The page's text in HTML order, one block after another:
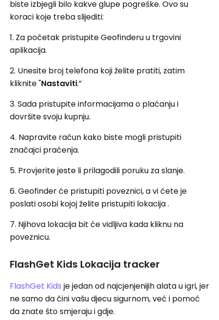
biste izbjegli bilo kakve glupe pogreške. Ovo su
koraci koje treba slijediti:
1. Za početak pristupite Geofinderu u trgovini
aplikacija.
2. Unesite broj telefona koji želite pratiti, zatim
kliknite "Nastaviti.”
3. Sada pristupite informacijama o plaćanju i
dovršite svoju kupnju.
4. Napravite račun kako biste mogli pristupiti
značajci praćenja.
5. Provjerite jeste li prilagodili poruku za slanje.
6. Geofinder će pristupiti poveznici, a vi ćete je
poslati osobi kojoj želite pristupiti lokacija .
7. Njihova lokacija bit će vidljiva kada kliknu na
poveznicu.
FlashGet Kids Lokacija tracker
FlashGet Kids je jedan od najcjenjenijih alata u igri, jer
ne samo da čini vašu djecu sigurnom, već i pomoć
da znate što smjeraju i gdje.